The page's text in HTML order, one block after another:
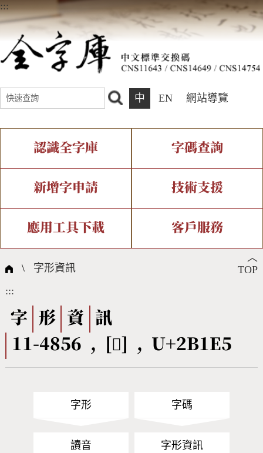
:::
中 EN 網站導覽
認識全字庫
全字庫介紹 全字庫現況
中文碼介紹 專有名詞介紹
國際字碼相關組織
字碼查詢
IDS查詢 部件查詢
複合查詢 注音查詢
筆畫查詢
筆順序查詢
CNS查詢 Unicode查詢
新增字申請
新字申請處理流程
技術支援
字形即時顯示 造字解決方案
全字庫授權 轉碼Web Service
應用工具下載
個人電腦造字處理工具
字形下載
客戶服務
問題集
熱門查詢統計
︿
TOP
\ 字形資訊
:::
字 形 資
訊
11-4856 , [𫇥] , U+2B1E5
字形 字碼
讀音 字形資訊